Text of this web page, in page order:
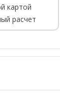
картой
расчет